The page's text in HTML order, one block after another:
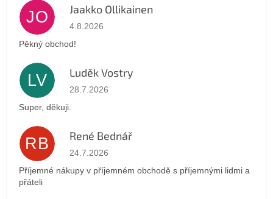
JO Jaakko Ollikainen
Hodnocení obchodu je 5 z 5 hvězdiček.
4.8.2026
Pěkný obchod!
LV Luděk Vostry
Hodnocení obchodu je 5 z 5 hvězdiček.
28.7.2026
Super, děkuji.
RB René Bednář
Hodnocení obchodu je 5 z 5 hvězdiček.
24.7.2026
Příjemné nákupy v příjemném obchodě s příjemnými lidmi a
přáteli